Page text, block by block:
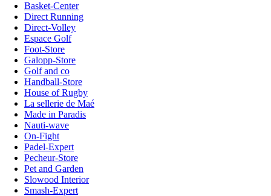
Basket-Center
Direct Running
Direct-Volley
Espace Golf
Foot-Store
Galopp-Store
Golf and co
Handball-Store
House of Rugby
La sellerie de Maé
Made in Paradis
Nauti-wave
On-Fight
Padel-Expert
Pecheur-Store
Pet and Garden
Slowood Interior
Smash-Expert